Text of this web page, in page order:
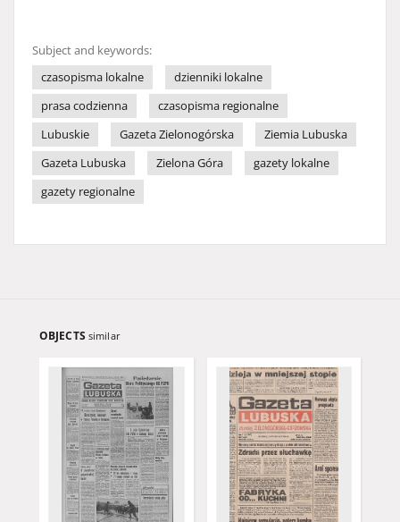
Subject and keywords:
czasopisma lokalne
dzienniki lokalne
prasa codzienna
czasopisma regionalne
Lubuskie
Gazeta Zielonogórska
Ziemia Lubuska
Gazeta Lubuska
Zielona Góra
gazety lokalne
gazety regionalne
OBJECTS similar